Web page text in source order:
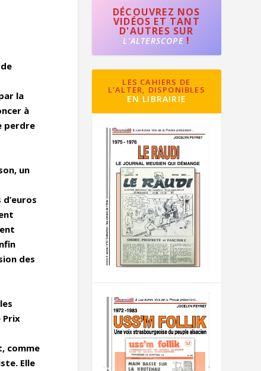
la
à
perdre
un
des
Prix
comme
Elle
DÉCOUVREZ NOS
VIDÉOS ET TANT
D'AUTRES SUR
L'ALTERSCOPE!
LES CAHIERS DE
L'ALTER, DISPONIBLES
EN LIBRAIRIE